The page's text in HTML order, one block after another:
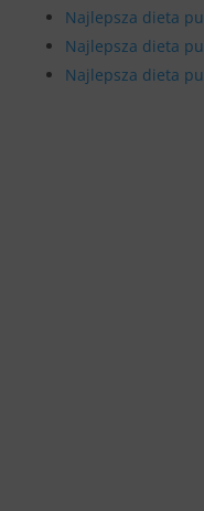
Najlepsza dieta
Najlepsza dieta
Najlepsza dieta